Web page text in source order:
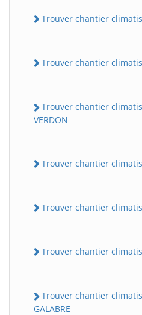
Trouver chantier
Trouver chantier
Trouver chantier
VERDON
Trouver chantier
Trouver chantier
Trouver chantier
Trouver chantier
GALABRE